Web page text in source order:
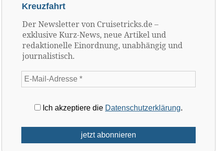
Kreuzfahrt
Der Newsletter von Cruisetricks.de –
exklusive Kurz-News, neue Artikel und
redaktionelle Einordnung, unabhängig und
journalistisch.
Ich akzeptiere die Datenschutzerklärung.